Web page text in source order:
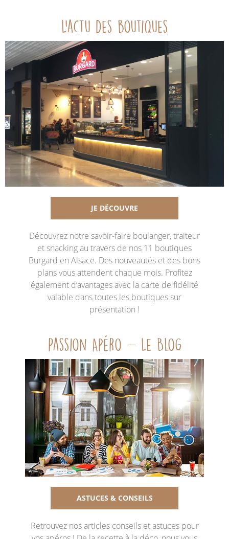
L’actu des boutiques
JE DÉCOUVRE
Découvrez notre savoir-faire boulanger, traiteur
et snacking au travers de nos 11 boutiques
Burgard en Alsace. Des nouveautés et des bons
plans vous attendent chaque mois. Profitez
également d’avantages avec la carte de fidélité
valable dans toutes les boutiques sur
présentation !
Passion Apéro - Le Blog
ASTUCES & CONSEILS
Retrouvez nos articles conseils et astuces pour